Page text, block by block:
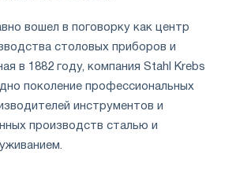
вошел в поговорку как центр
столовых приборов и
в 1882 году, компания Stahl Krebs
поколение профессиональных
инструментов и
производств сталью и